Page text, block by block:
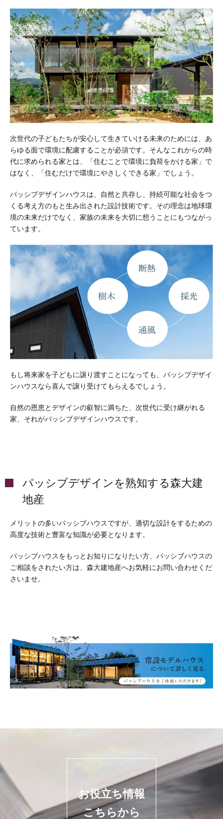
次世代の子どもたちが安心して生きていける未来のためには、あ
らゆる面で環境に配慮することが必須です。そんなこれからの時
代に求められる家とは、「住むことで環境に負荷をかける家」で
はなく、「住むだけで環境にやさしくできる家」でしょう。
パッシブデザインハウスは、自然と共存し、持続可能な社会をつ
くる考え方のもと生み出された設計技術です。その理念は地球環
境の未来だけでなく、家族の未来を大切に想うことにもつながっ
ています。
もし将来家を子どもに譲り渡すことになっても、パッシブデザイ
ンハウスなら喜んで譲り受けてもらえるでしょう。
自然の恩恵とデザインの叡智に満ちた、次世代に受け継がれる
家、それがパッシブデザインハウスです。
パッシブデザインを熟知する森大建
地産
メリットの多いパッシブハウスですが、適切な設計をするための
高度な技術と豊富な知識が必要となります。
パッシブハウスをもっとお知りになりたい方、パッシブハウスの
ご相談をされたい方は、森大建地産へお気軽にお問い合わせくだ
さいませ。
お役立ち情報
こちらから